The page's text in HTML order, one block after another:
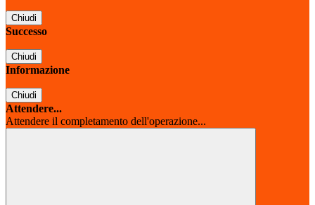
Chiudi
Successo
Chiudi
Informazione
Chiudi
Attendere...
Attendere il completamento dell'operazione...